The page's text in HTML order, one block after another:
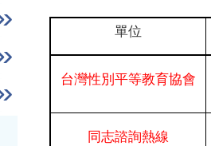
單位
台灣性別平等教育協會
同志諮詢熱線